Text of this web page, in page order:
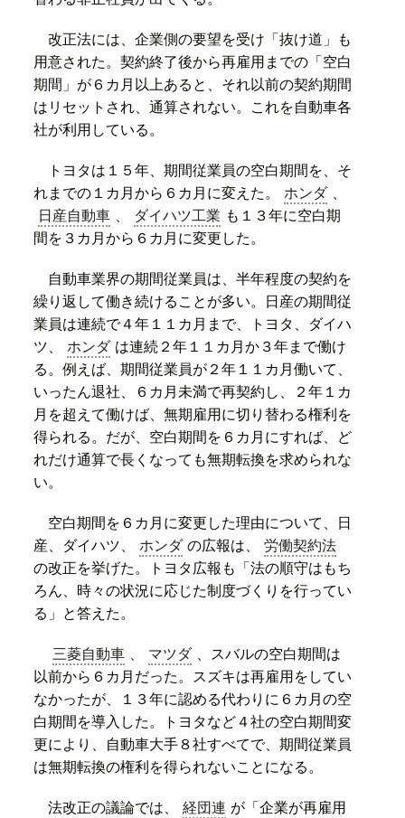
改正法には、企業側の要望を受け「抜け道」も
用意された。契約終了後から再雇用までの「空白
期間」が６カ月以上あると、それ以前の契約期間
はリセットされ、通算されない。これを自動車各
社が利用している。
トヨタは１５年、期間従業員の空白期間を、そ
れまでの１カ月から６カ月に変えた。
ホンダ
日産自動車
ダイハツ工業 も１３年に空白期
間を３カ月から６カ月に変更した。
自動車業界の期間従業員は、半年程度の契約を
繰り返して働き続けることが多い。日産の期間従
業員は連続で４年１１カ月まで、トヨタ、ダイハ
ツ、
ホンダ は連続２年１１カ月か３年まで働け
る。例えば、期間従業員が２年１１カ月働いて、
いったん退社、６カ月未満で再契約し、２年１カ
月を超えて働けば、無期雇用に切り替わる権利を
得られる。だが、空白期間を６カ月にすれば、ど
れだけ通算で長くなっても無期転換を求められな
い。
空白期間を６カ月に変更した理由について、日
産、ダイハツ、
ホンダ の広報は、
労働契約法
の改正を挙げた。トヨタ広報も「法の順守はもち
ろん、時々の状況に応じた制度づくりを行ってい
る」と答えた。
三菱自動車 マツダ
、スバルの空白期間は
以前から６カ月だった。スズキは再雇用をしてい
なかったが、１３年に認める代わりに６カ月の空
白期間を導入した。トヨタなど４社の空白期間変
更により、自動車大手８社すべてで、期間従業員
は無期転換の権利を得られないことになる。
法改正の議論では、 経団連 が「企業が再雇用